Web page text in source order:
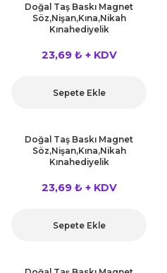
Doğal Taş Baskı Magnet
Söz,Nişan,Kına,Nikah
Kınahediyelik
23,69 ₺ + KDV
Sepete Ekle
Doğal Taş Baskı Magnet
Söz,Nişan,Kına,Nikah
Kınahediyelik
23,69 ₺ + KDV
Sepete Ekle